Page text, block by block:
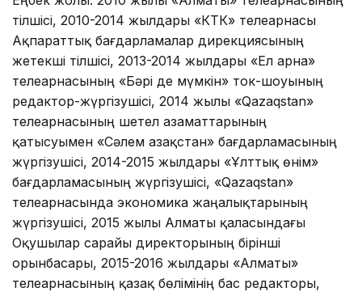
тілшісі, 2010-2014 жылдары «КТК» телеарнасы
Ақпараттық бағдарламалар дирекциясының
жетекші тілшісі, 2013-2014 жылдары «Ел арна»
телеарнасының «Бәрі де мүмкін» ток-шоуының
редактор-жүргізушісі, 2014 жылы «Qazaqstan»
телеарнасының шетел азаматтарының
қатысуымен «Сәлем Қазақстан» бағдарламасының
жүргізушісі, 2014-2015 жылдары «Ұлттық өнім»
бағдарламасының жүргізушісі, «Qazaqstan»
телеарнасында экономика жаңалықтарының
жүргізушісі, 2015 жылы Алматы қаласындағы
Оқушылар сарайы директорының бірінші
орынбасары, 2015-2016 жылдары «Алматы»
телеарнасының қазақ бөлімінің бас редакторы,